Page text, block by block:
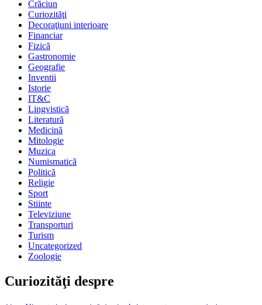
Crăciun
Curiozităţi
Decoraţiuni interioare
Financiar
Fizică
Gastronomie
Geografie
Inventii
Istorie
IT&C
Lingvistică
Literatură
Medicină
Mitologie
Muzica
Numismatică
Politică
Religie
Sport
Stiinte
Televiziune
Transporturi
Turism
Uncategorized
Zoologie
Curiozităţi despre